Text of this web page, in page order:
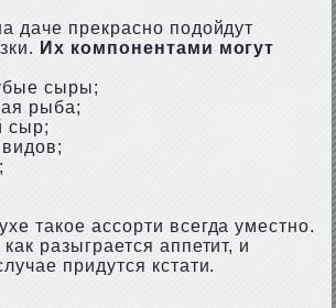
даче прекрасно подойдут
Их компонентами могут
сыры;
рыба;
сыр;
такое ассорти всегда уместно.
разыграется аппетит, и
придутся кстати.